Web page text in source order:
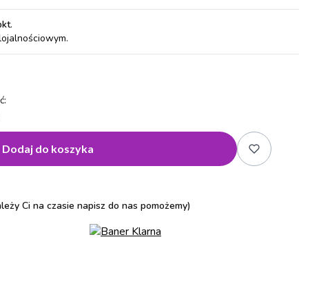
.
Dodaj do koszyka
Ci na czasie napisz do nas pomożemy)